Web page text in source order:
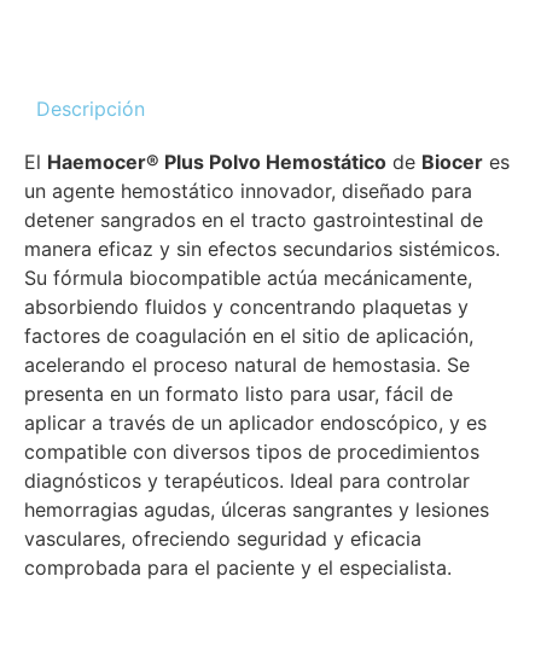
Descripción
El Haemocer® Plus Polvo Hemostático de Biocer es
un agente hemostático innovador, diseñado para
detener sangrados en el tracto gastrointestinal de
manera eficaz y sin efectos secundarios sistémicos.
Su fórmula biocompatible actúa mecánicamente,
absorbiendo fluidos y concentrando plaquetas y
factores de coagulación en el sitio de aplicación,
acelerando el proceso natural de hemostasia. Se
presenta en un formato listo para usar, fácil de
aplicar a través de un aplicador endoscópico, y es
compatible con diversos tipos de procedimientos
diagnósticos y terapéuticos. Ideal para controlar
hemorragias agudas, úlceras sangrantes y lesiones
vasculares, ofreciendo seguridad y eficacia
comprobada para el paciente y el especialista.